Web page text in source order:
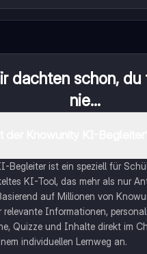
dachten schon, du
nie...
Begleiter ist ein speziell für
KI-Tool, das mehr als nur
auf Millionen von
relevante Informationen,
Quizze und Inhalte direkt im
individuellen Lernweg an.